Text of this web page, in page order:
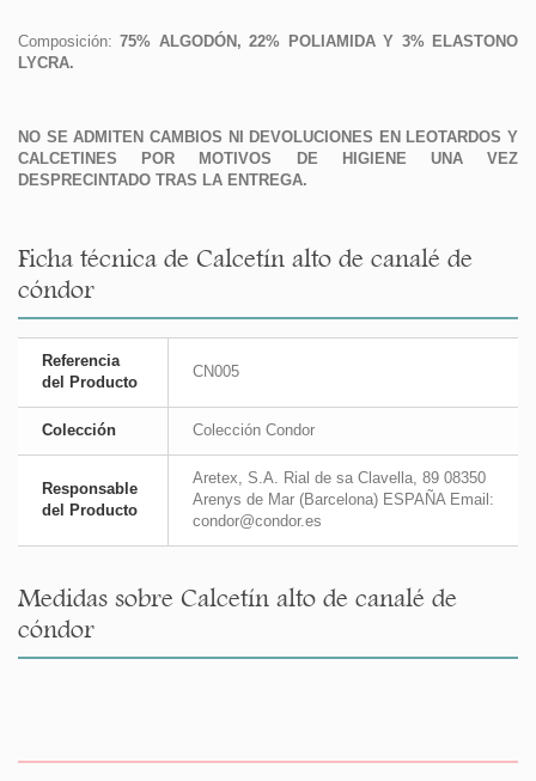
Composición:75% ALGODÓN, 22% POLIAMIDA Y 3% ELASTONO
LYCRA.
NO SE ADMITEN CAMBIOS NI DEVOLUCIONES EN LEOTARDOS Y
CALCETINES POR MOTIVOS DE HIGIENE UNA VEZ
DESPRECINTADO TRAS LA ENTREGA.
Ficha técnica de Calcetín alto de canalé de
cóndor
Referencia
del Producto
CN005
Colección Colección Condor
Responsable
del Producto
Aretex, S.A. Rial de sa Clavella, 89 08350
Arenys de Mar (Barcelona) ESPAÑA Email:
condor@condor.es
Medidas sobre Calcetín alto de canalé de
cóndor